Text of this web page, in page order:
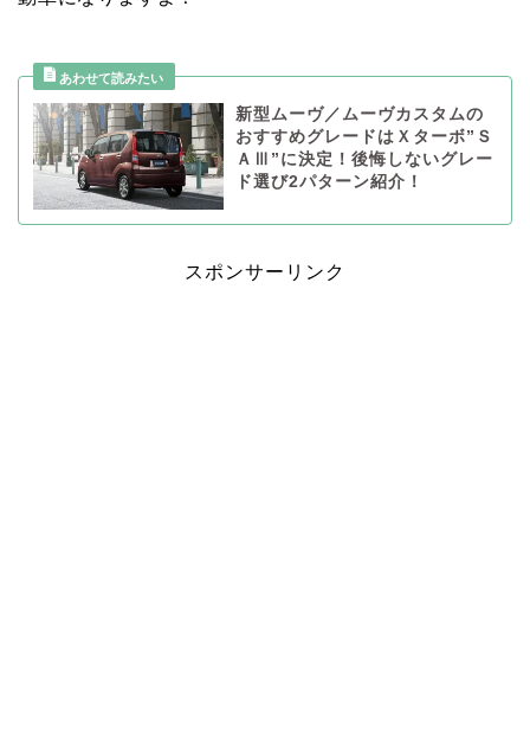
新型ムーヴ／ムーヴカスタムの
おすすめグレードはＸターボ”Ｓ
ＡⅢ”に決定！後悔しないグレー
ド選び2パターン紹介！
スポンサーリンク